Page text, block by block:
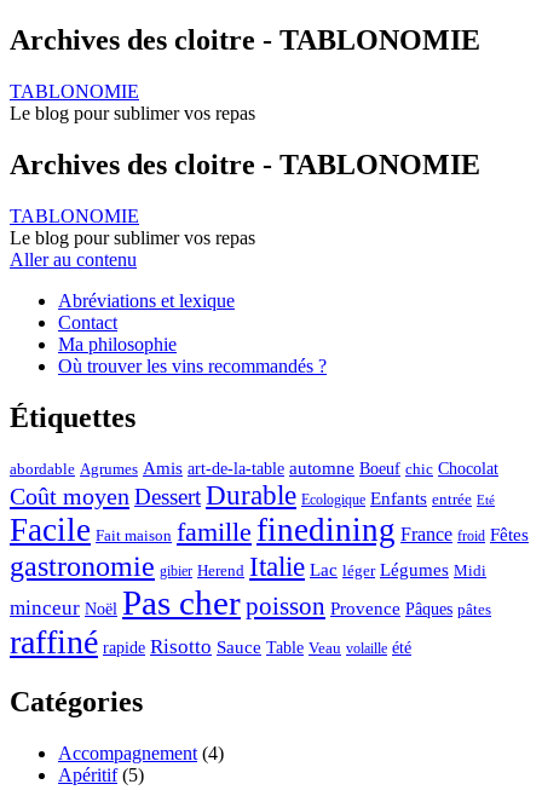
Archives des cloitre - TABLONOMIE
TABLONOMIE
Le blog pour sublimer vos repas
Archives des cloitre - TABLONOMIE
TABLONOMIE
Le blog pour sublimer vos repas
Aller au contenu
Abréviations et lexique
Contact
Ma philosophie
Où trouver les vins recommandés ?
Étiquettes
abordable Agrumes Amis art-de-la-table automne Boeuf chic Chocolat
Coût moyenDessertDurable Ecologique Enfants entrée Eté
Facile Fait maison famille finedining France froid Fêtes
gastronomie gibier Herend Italie Lac léger Légumes Midi
minceur Noël Pas cherpoisson Provence Pâques pâtes
raffiné rapide Risotto Sauce Table Veau volaille été
Catégories
Accompagnement (4)
Apéritif(5)